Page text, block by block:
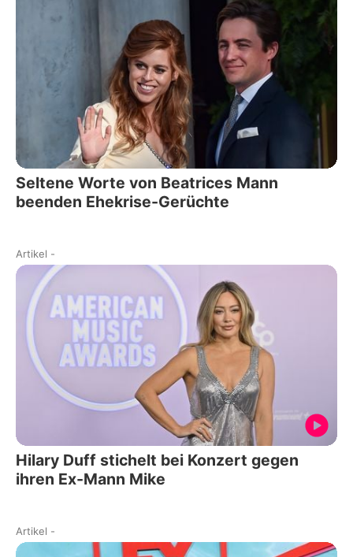
Seltene Worte von Beatrices Mann
beenden Ehekrise-Gerüchte
Artikel -
Hilary Duff stichelt bei Konzert gegen
ihren Ex-Mann Mike
Artikel -